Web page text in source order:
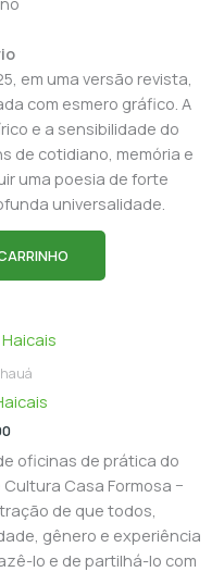
em uma versão revista,
com esmero gráfico. A
e a sensibilidade do
de cotidiano, memória e
uma poesia de forte
universalidade.
oficinas de prática do
Casa Formosa −
de que todos,
gênero e experiência
lo e de partilhá-lo com